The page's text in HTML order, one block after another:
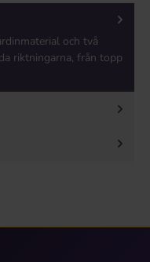
och två
riktningarna, från topp